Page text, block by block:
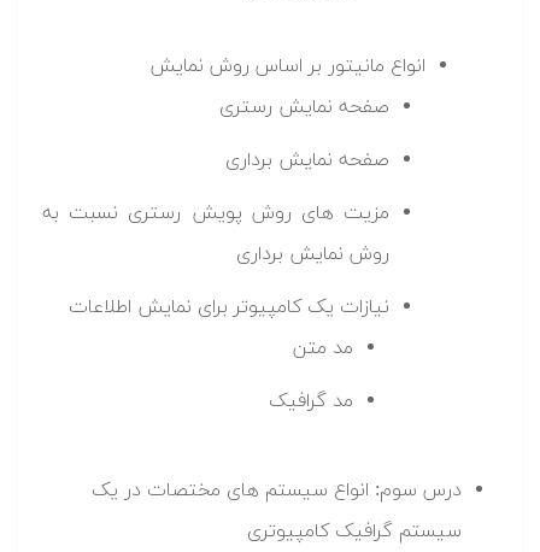
انواع مانیتور بر اساس روش نمایش
صفحه نمایش رستری
صفحه نمایش برداری
مزیت های روش پویش رستری نسبت به
روش نمایش برداری
نیازات یک کامپیوتر برای نمایش اطلاعات
مد متن
مد گرافیک
درس سوم: انواع سیستم های مختصات در یک
سیستم گرافیک کامپیوتری